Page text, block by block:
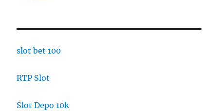
slot bet 100
RTP Slot
Slot Depo 10k